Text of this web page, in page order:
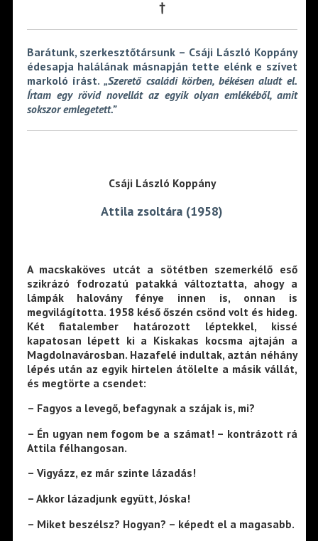
†
Barátunk, szerkesztőtársunk – Csáji László Koppány
édesapja halálának másnapján tette elénk e szívet
markoló írást.„Szerető családi körben, békésen aludt el.
Írtam egy rövid novellát az egyik olyan emlékéből, amit
sokszor emlegetett.”
Csáji László Koppány
Attila zsoltára (1958)
A macskaköves utcát a sötétben szemerkélő eső
szikrázó fodrozatú patakká változtatta, ahogy a
lámpák halovány fénye innen is, onnan is
megvilágította. 1958 késő őszén csönd volt és hideg.
Két fiatalember határozott léptekkel, kissé
kapatosan lépett ki a Kiskakas kocsma ajtaján a
Magdolnavárosban. Hazafelé indultak, aztán néhány
lépés után az egyik hirtelen átölelte a másik vállát,
és megtörte a csendet:
– Fagyos a levegő, befagynak a szájak is, mi?
– Én ugyan nem fogom be a számat! – kontrázott rá
Attila félhangosan.
– Vigyázz, ez már szinte lázadás!
– Akkor lázadjunk együtt, Jóska!
– Miket beszélsz? Hogyan? – képedt el a magasabb.